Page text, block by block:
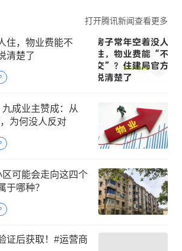
打开腾讯新闻查看更多
住，物业费能不
清楚了
成业主赞成：从
为何没人反对
可能会走向这四个
于哪种？
证后获取！#运营商